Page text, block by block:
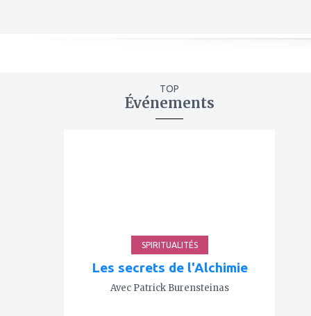
TOP
Événements
SPIRITUALITÉS
Les secrets de l'Alchimie
Avec Patrick Burensteinas